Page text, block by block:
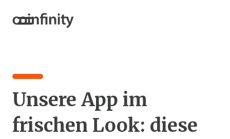
Unsere App im
frischen Look: diese